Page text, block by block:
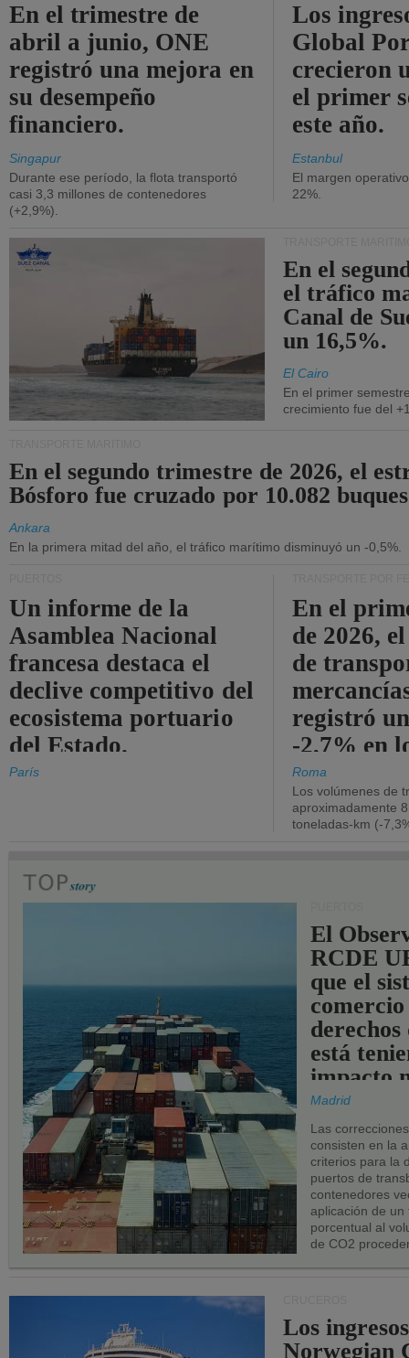
En el trimestre de
abril a junio, ONE
registró una mejora en
su desempeño
financiero.
Singapur
Durante ese período, la flota transportó
casi 3,3 millones de contenedores
(+2,9%).
Los
Global
crecieron
el primer
este año.
Estanbul
El margen
22%.
En el
el tráfico
Canal de
un 16,5%.
El Cairo
En el primer
crecimiento fue del
En el segundo trimestre de 2026, el
Bósforo fue cruzado por 10.082
Ankara
En la primera mitad del año, el tráfico marítimo disminuyó un -0,5%.
Un informe de la
Asamblea Nacional
francesa destaca el
declive competitivo del
ecosistema portuario
del Estado.
París
En el
de 2026,
de
registró
-2,7% en
Roma
Los volúmenes de
aproximadamente
toneladas-km (-
El
RCDE
que el
comercio
derechos
está
impacto
los
UE.
Madrid
Las
consisten en la
criterios para la
puertos de
contenedores
aplicación de
porcentual al
de CO2
Los
Norwegian